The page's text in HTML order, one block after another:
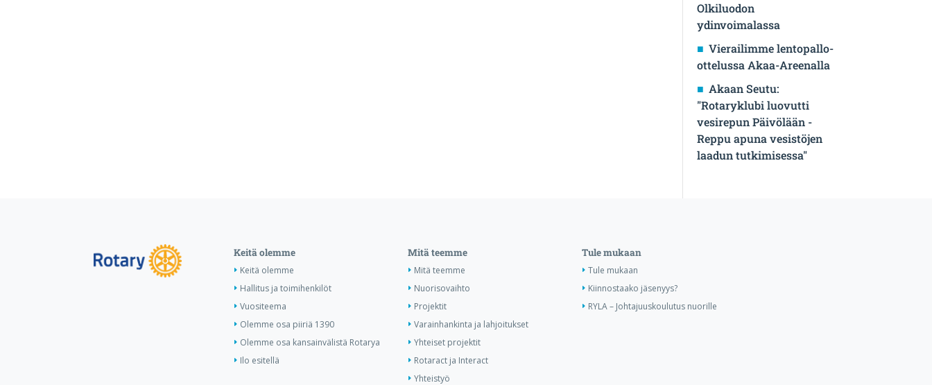
Olkiluodon
ydinvoimalassa
Vierailimme lentopallo-
ottelussa Akaa-Areenalla
Akaan Seutu:
"Rotaryklubi luovutti
vesirepun Päivölään -
Reppu apuna vesistöjen
laadun tutkimisessa"
Keitä olemme
Keitä olemme
Hallitus ja toimihenkilöt
Vuositeema
Olemme osa piiriä 1390
Olemme osa kansainvälistä Rotarya
Ilo esitellä
Mitä teemme
Mitä teemme
Nuorisovaihto
Projektit
Varainhankinta ja lahjoitukset
Yhteiset projektit
Rotaract ja Interact
Yhteistyö
Tule mukaan
Tule mukaan
Kiinnostaako jäsenyys?
RYLA – Johtajuuskoulutus nuorille